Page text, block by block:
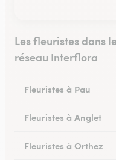
Les fleuristes dans
réseau Interflora
Fleuristes à Pau
Fleuristes à Anglet
Fleuristes à Orthez